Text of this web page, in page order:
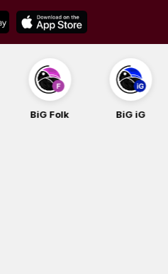
BiG Folk BiG iG